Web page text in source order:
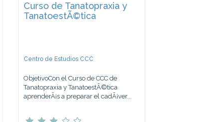
Curso de Tanatopraxia y
TanatoestÃ©tica
Centro de Estudios CCC
ObjetivoCon el Curso de CCC de
Tanatopraxia y TanatoestÃ©tica
aprenderÃ¡s a preparar el cadÃ¡ver...